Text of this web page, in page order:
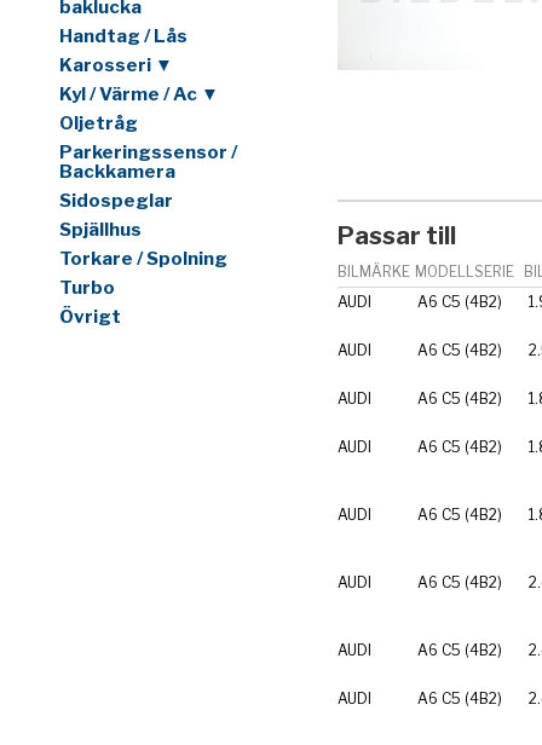
baklucka
Handtag / Lås
Karosseri ▼
Kyl / Värme / Ac ▼
Oljetråg
Parkeringssensor /
Backkamera
Sidospeglar
Spjällhus
Torkare / Spolning
Turbo
Övrigt
Passar till
BILMÄRKE MODELLSERIE
AUDI
A6 C5 (4B2)
AUDI A6 C5 (4B2)
AUDI A6 C5 (4B2)
AUDI A6 C5 (4B2)
AUDI A6 C5 (4B2)
AUDI A6 C5 (4B2)
AUDI A6 C5 (4B2)
AUDI A6 C5 (4B2)